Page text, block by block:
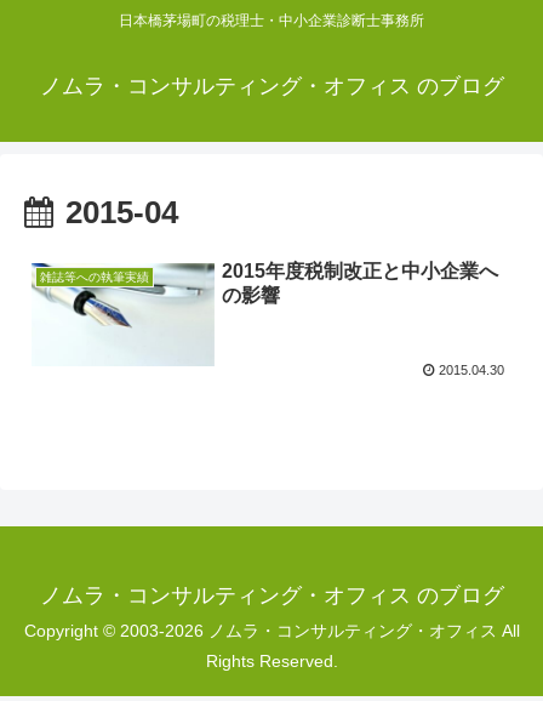
日本橋茅場町の税理士・中小企業診断士事務所
ノムラ・コンサルティング・オフィス のブログ
2015-04
雑誌等への執筆実績
2015年度税制改正と中小企業へ
の影響
2015.04.30
ノムラ・コンサルティング・オフィス のブログ
Copyright © 2003-2026 ノムラ・コンサルティング・オフィス All
Rights Reserved.